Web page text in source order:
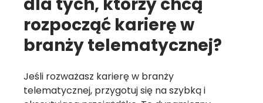
rozpocząć karierę w
branży telematycznej?
Jeśli rozważasz karierę w branży
telematycznej, przygotuj się na szybką i